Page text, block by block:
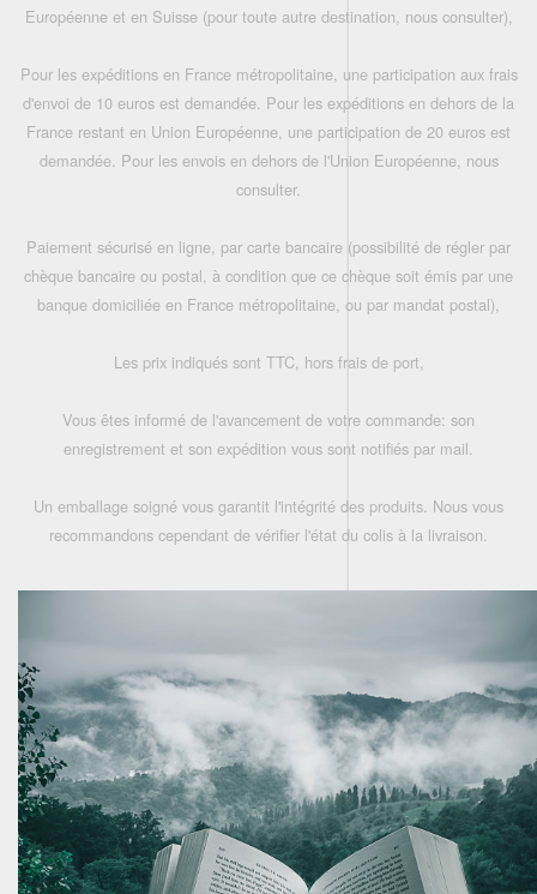
Européenne et en Suisse (pour toute autre destination, nous consulter),
Pour les expéditions en France métropolitaine, une participation aux frais
d'envoi de 10 euros est demandée. Pour les expéditions en dehors de la
France restant en Union Européenne, une participation de 20 euros est
demandée. Pour les envois en dehors de l'Union Européenne, nous
consulter.
Paiement sécurisé en ligne, par carte bancaire (possibilité de régler par
chèque bancaire ou postal, à condition que ce chèque soit émis par une
banque domiciliée en France métropolitaine, ou par mandat postal),
Les prix indiqués sont TTC, hors frais de port,
Vous êtes informé de l'avancement de votre commande: son
enregistrement et son expédition vous sont notifiés par mail.
Un emballage soigné vous garantit l'intégrité des produits. Nous vous
recommandons cependant de vérifier l'état du colis à la livraison.